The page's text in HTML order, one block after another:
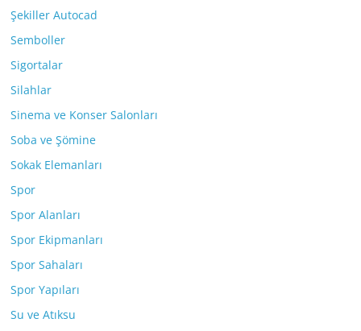
Şekiller Autocad
Semboller
Sigortalar
Silahlar
Sinema ve Konser Salonları
Soba ve Şömine
Sokak Elemanları
Spor
Spor Alanları
Spor Ekipmanları
Spor Sahaları
Spor Yapıları
Su ve Atıksu